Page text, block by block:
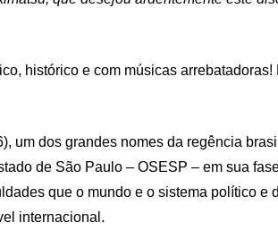
histórico e com músicas arrebatadoras!
um dos grandes nomes da regência
de São Paulo – OSESP – em sua
que o mundo e o sistema político e
internacional.